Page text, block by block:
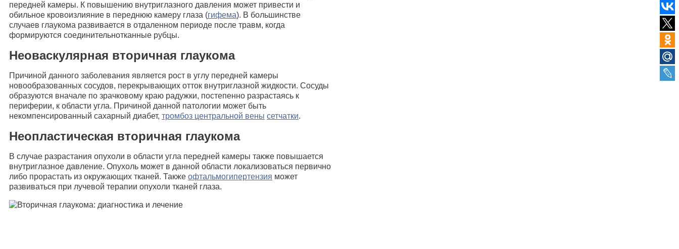
передней камеры. К повышению внутриглазного давления может привести и
обильное кровоизлияние в переднюю камеру глаза (гифема). В большинстве
случаев глаукома развивается в отдаленном периоде после травм, когда
формируются соединительнотканные рубцы.
Неоваскулярная вторичная глаукома
Причиной данного заболевания является рост в углу передней камеры
новообразованных сосудов, перекрывающих отток внутриглазной жидкости. Сосуды
образуются вначале по зрачковому краю радужки, постепенно разрастаясь к
периферии, к области угла. Причиной данной патологии может быть
некомпенсированный сахарный диабет, тромбоз центральной вены сетчатки.
Неопластическая вторичная глаукома
В случае разрастания опухоли в области угла передней камеры также повышается
внутриглазное давление. Опухоль может в данной области локализоваться первично
либо прорастать из окружающих тканей. Также офтальмогипертензия может
развиваться при лучевой терапии опухоли тканей глаза.